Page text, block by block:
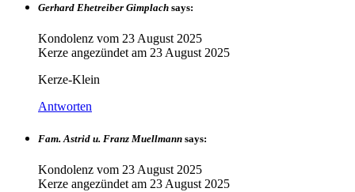
Gerhard Ehetreiber Gimplach says:
Kondolenz vom 23 August 2025
Kerze angezündet am 23 August 2025
Kerze-Klein
Antworten
Fam. Astrid u. Franz Muellmann says:
Kondolenz vom 23 August 2025
Kerze angezündet am 23 August 2025